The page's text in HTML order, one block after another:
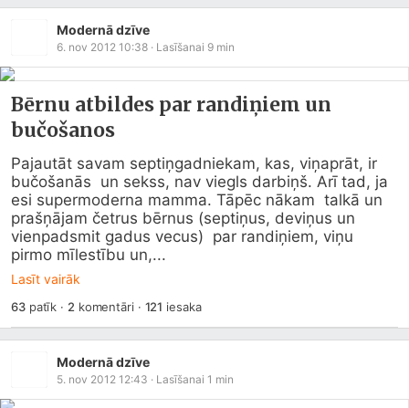
Modernā dzīve
6. nov 2012 10:38 · Lasīšanai 9 min
Bērnu atbildes par randiņiem un
bučošanos
Pajautāt savam septiņgadniekam, kas, viņaprāt, ir
bučošanās  un sekss, nav viegls darbiņš. Arī tad, ja
esi supermoderna mamma. Tāpēc nākam  talkā un
prašņājam četrus bērnus (septiņus, deviņus un
vienpadsmit gadus vecus)  par randiņiem, viņu
pirmo mīlestību un,...
Lasīt vairāk
63patīk · 2 komentāri · 121 iesaka
Modernā dzīve
5. nov 2012 12:43 · Lasīšanai 1 min